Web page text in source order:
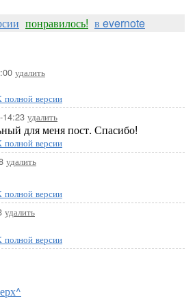
понравилось! в evernote
удалить
полной версии
14:23 удалить
для меня пост. Спасибо!
полной версии
удалить
полной версии
удалить
полной версии